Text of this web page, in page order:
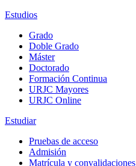
Estudios
Grado
Doble Grado
Máster
Doctorado
Formación Continua
URJC Mayores
URJC Online
Estudiar
Pruebas de acceso
Admisión
Matrícula y convalidaciones